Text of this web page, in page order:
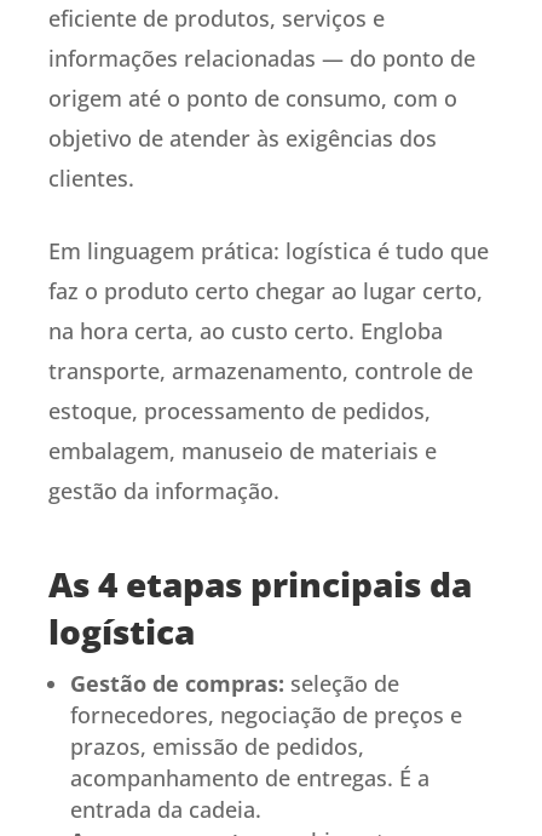
eficiente de produtos, serviços e
informações relacionadas — do ponto de
origem até o ponto de consumo, com o
objetivo de atender às exigências dos
clientes.
Em linguagem prática: logística é tudo que
faz o produto certo chegar ao lugar certo,
na hora certa, ao custo certo. Engloba
transporte, armazenamento, controle de
estoque, processamento de pedidos,
embalagem, manuseio de materiais e
gestão da informação.
As 4 etapas principais da
logística
Gestão de compras: seleção de
fornecedores, negociação de preços e
prazos, emissão de pedidos,
acompanhamento de entregas. É a
entrada da cadeia.